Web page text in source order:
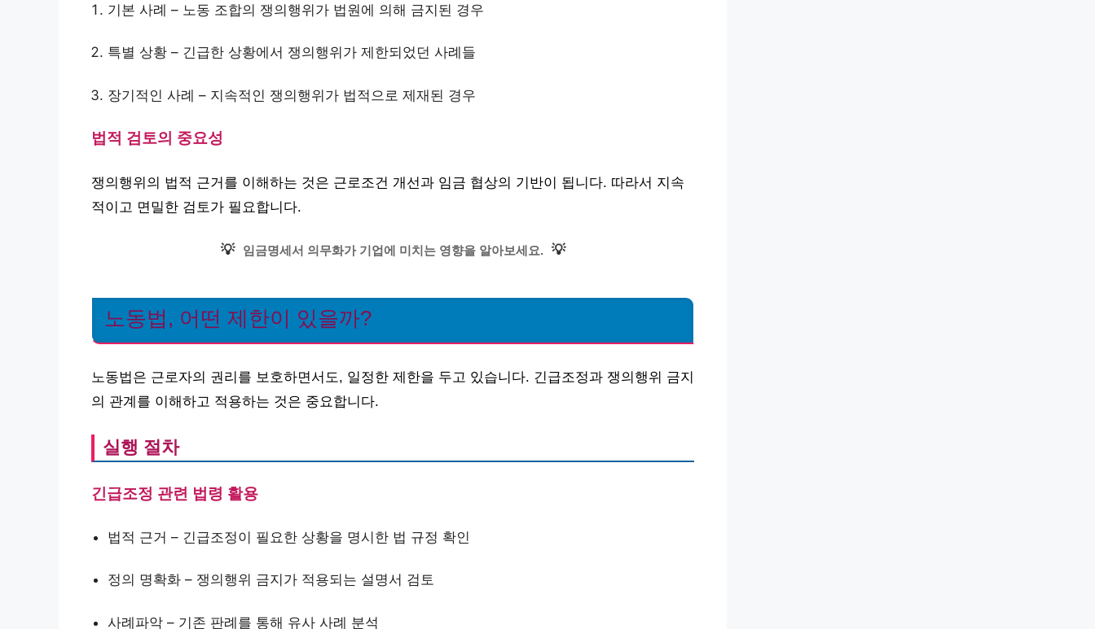
기본 사례 – 노동 조합의 쟁의행위가 법원에 의해 금지된 경우
특별 상황 – 긴급한 상황에서 쟁의행위가 제한되었던 사례들
장기적인 사례 – 지속적인 쟁의행위가 법적으로 제재된 경우
법적 검토의 중요성
쟁의행위의 법적 근거를 이해하는 것은 근로조건 개선과 임금 협상의 기반이 됩니다. 따라서 지속
적이고 면밀한 검토가 필요합니다.
💡 임금명세서 의무화가 기업에 미치는 영향을 알아보세요. 💡
노동법, 어떤 제한이 있을까?
노동법은 근로자의 권리를 보호하면서도, 일정한 제한을 두고 있습니다. 긴급조정과 쟁의행위 금지
의 관계를 이해하고 적용하는 것은 중요합니다.
실행 절차
긴급조정 관련 법령 활용
법적 근거 – 긴급조정이 필요한 상황을 명시한 법 규정 확인
정의 명확화 – 쟁의행위 금지가 적용되는 설명서 검토
사례파악 – 기존 판례를 통해 유사 사례 분석